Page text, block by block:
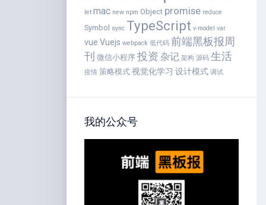
let mac new npm Object promise reduce
Symbol sync TypeScript v-model var
vue Vuejs webpack 低代码 前端黑板报周
刊 微信小程序 投资 杂记 架构 源码 生活
疫情 策略模式 视觉化学习 设计模式 调试
我的公众号